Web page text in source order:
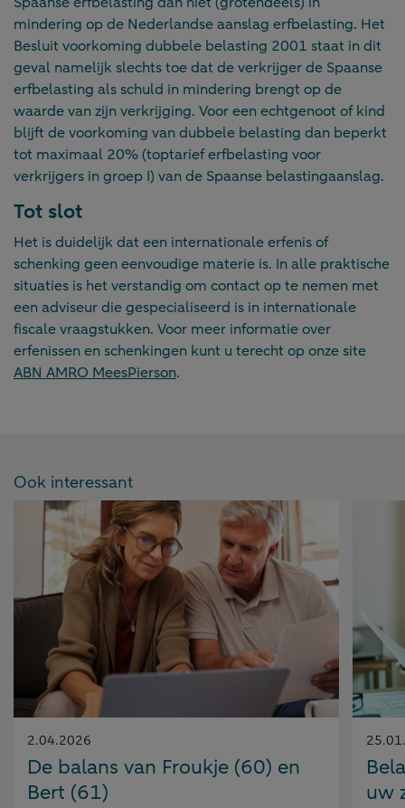
mindering op de Nederlandse aanslag erfbelasting. Het
Besluit voorkoming dubbele belasting 2001 staat in dit
geval namelijk slechts toe dat de verkrijger de Spaanse
erfbelasting als schuld in mindering brengt op de
waarde van zijn verkrijging. Voor een echtgenoot of kind
blijft de voorkoming van dubbele belasting dan beperkt
tot maximaal 20% (toptarief erfbelasting voor
verkrijgers in groep I) van de Spaanse belastingaanslag.
Tot slot
Het is duidelijk dat een internationale erfenis of
schenking geen eenvoudige materie is. In alle praktische
situaties is het verstandig om contact op te nemen met
een adviseur die gespecialiseerd is in internationale
fiscale vraagstukken. Voor meer informatie over
erfenissen en schenkingen kunt u terecht op onze site
ABN AMRO MeesPierson.
Ook interessant
Gepubliceerd
op:
2.04.2026
De balans van Froukje (60) en
Bert (61)
op:
uw